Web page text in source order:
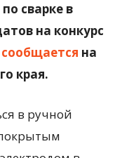
сварке в
на конкурс
сообщается на
края.
в ручной